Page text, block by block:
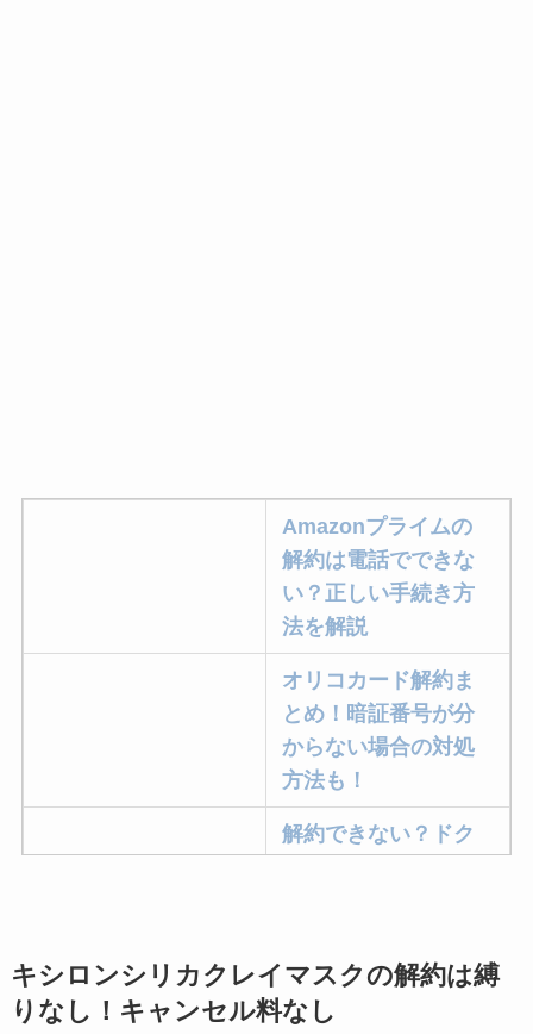
Amazonプライムの
解約は電話でできな
い？正しい手続き方
法を解説
オリコカード解約ま
とめ！暗証番号が分
からない場合の対処
方法も！
解約できない？ドク
解約方法まとめ！契
約期間が過ぎた場合
キシロンシリカクレイマスクの解約は縛
りなし！キャンセル料なし